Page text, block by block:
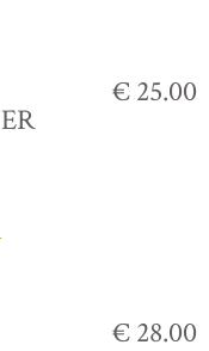
€ 25.00
€ 28.00